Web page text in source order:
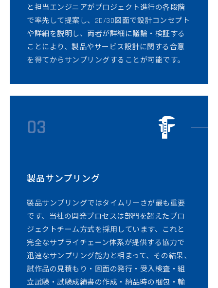
と担当エンジニアがプロジェクト進行の各段階
で率先して提案し、2D/3D図面で設計コンセプト
や詳細を説明し、両者が詳細に議論・検証する
ことにより、製品やサービス設計に関する合意
を得てからサンプリングすることが可能です。
03
製品サンプリング
製品サンプリングではタイムリーさが最も重要
です、当社の開発プロセスは部門を超えたプロ
ジェクトチーム方式を採用しています、これと
完全なサプライチェーン体系が提供する協力で
迅速なサンプリング能力と相まって、その結果、
試作品の見積もり・図面の発行・受入検査・組
立試験・試験成績書の作成・納品時の梱包・輸